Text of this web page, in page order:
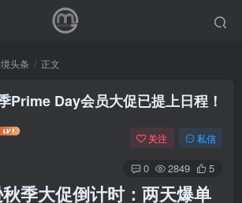
头条 正文
Prime Day会员大促已提上日程！
关注 私信
0 2849 5
季大促倒计时：两天爆单